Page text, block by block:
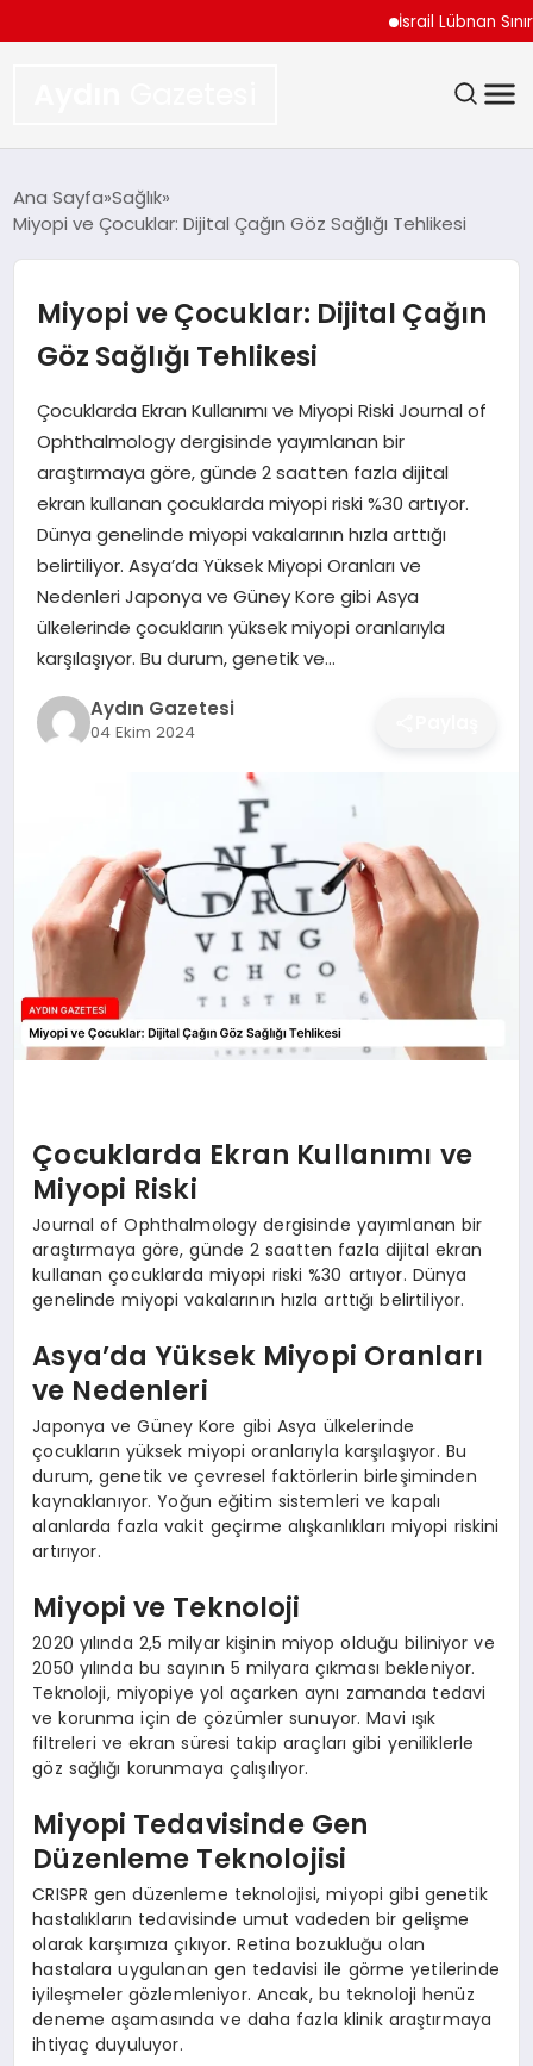
İsrail Lübnan Sınır
TEKNOLOJI
SPOR
EKONOMI
SIYASET
YAŞAM
MAGAZIN
SAĞLIK
EĞITIM
DÜNYA
Ana Sayfa Sağlık
Miyopi ve Çocuklar: Dijital Çağın Göz Sağlığı Tehlikesi
Miyopi ve Çocuklar: Dijital Çağın
Göz Sağlığı Tehlikesi
Çocuklarda Ekran Kullanımı ve Miyopi Riski Journal of
Ophthalmology dergisinde yayımlanan bir
araştırmaya göre, günde 2 saatten fazla dijital
ekran kullanan çocuklarda miyopi riski %30 artıyor.
Dünya genelinde miyopi vakalarının hızla arttığı
belirtiliyor. Asya’da Yüksek Miyopi Oranları ve
Nedenleri Japonya ve Güney Kore gibi Asya
ülkelerinde çocukların yüksek miyopi oranlarıyla
karşılaşıyor. Bu durum, genetik ve…
Aydın Gazetesi
04 Ekim 2024
Çocuklarda Ekran Kullanımı ve
Miyopi Riski
Journal of Ophthalmology dergisinde yayımlanan bir
araştırmaya göre, günde 2 saatten fazla dijital ekran
kullanan çocuklarda miyopi riski %30 artıyor. Dünya
genelinde miyopi vakalarının hızla arttığı belirtiliyor.
Asya’da Yüksek Miyopi Oranları
ve Nedenleri
Japonya ve Güney Kore gibi Asya ülkelerinde
çocukların yüksek miyopi oranlarıyla karşılaşıyor. Bu
durum, genetik ve çevresel faktörlerin birleşiminden
kaynaklanıyor. Yoğun eğitim sistemleri ve kapalı
alanlarda fazla vakit geçirme alışkanlıkları miyopi riskini
artırıyor.
Miyopi ve Teknoloji
2020 yılında 2,5 milyar kişinin miyop olduğu biliniyor ve
2050 yılında bu sayının 5 milyara çıkması bekleniyor.
Teknoloji, miyopiye yol açarken aynı zamanda tedavi
ve korunma için de çözümler sunuyor. Mavi ışık
filtreleri ve ekran süresi takip araçları gibi yeniliklerle
göz sağlığı korunmaya çalışılıyor.
Miyopi Tedavisinde Gen
Düzenleme Teknolojisi
CRISPR gen düzenleme teknolojisi, miyopi gibi genetik
hastalıkların tedavisinde umut vadeden bir gelişme
olarak karşımıza çıkıyor. Retina bozukluğu olan
hastalara uygulanan gen tedavisi ile görme yetilerinde
iyileşmeler gözlemleniyor. Ancak, bu teknoloji henüz
deneme aşamasında ve daha fazla klinik araştırmaya
ihtiyaç duyuluyor.